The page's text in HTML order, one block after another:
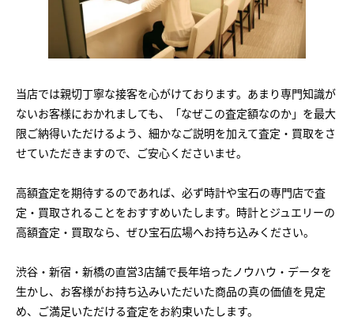
当店では親切丁寧な接客を心がけております。あまり専門知識が
ないお客様におかれましても、「なぜこの査定額なのか」を最大
限ご納得いただけるよう、細かなご説明を加えて査定・買取をさ
せていただきますので、ご安心くださいませ。
高額査定を期待するのであれば、必ず時計や宝石の専門店で査
定・買取されることをおすすめいたします。時計とジュエリーの
高額査定・買取なら、ぜひ宝石広場へお持ち込みください。
渋谷・新宿・新橋の直営3店舗で長年培ったノウハウ・データを
生かし、お客様がお持ち込みいただいた商品の真の価値を見定
め、ご満足いただける査定をお約束いたします。